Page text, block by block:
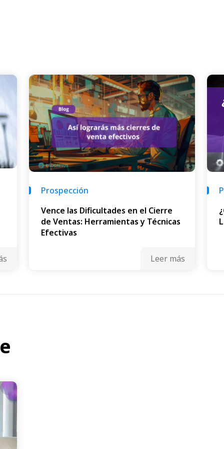
Prospección
Vence las Dificultades en el Cierre
de Ventas: Herramientas y Técnicas
Efectivas
Leer más